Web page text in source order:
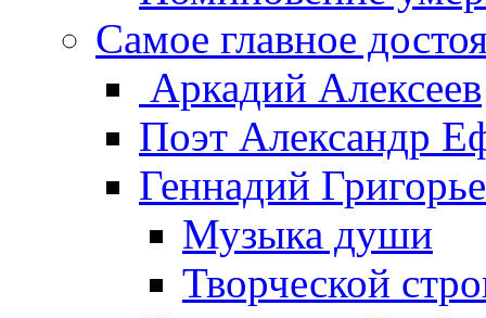
Самое главное
Аркадий Алексеев
Поэт Александр
Геннадий
Музыка души
Творческой